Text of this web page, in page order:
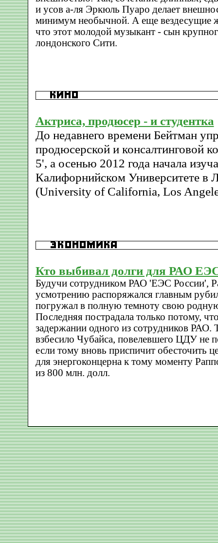
и усов а-ля Эркюль Пуаро делает
минимум необычной. А еще вездесущие
что этот молодой музыкант - сын
лондонского Сити.
Актриса, продюсер - и студентка
До недавнего времени Бейтман
продюсерской и консалтинговой
5', а осенью 2012 года начала
Калифорнийском Университете в
(University of California, Los
Кто выбивал долги для РАО
Будучи сотрудником РАО 'ЕЭС России',
усмотрению распоряжался главным
погружал в полную темноту свою
Последняя пострадала только потому,
задержании одного из сотрудников РАО.
взбесило Чубайса, повелевшего ЦДУ не
если тому вновь приспичит обесточить
для энергоконцерна к тому моменту
из 800 млн. долл.